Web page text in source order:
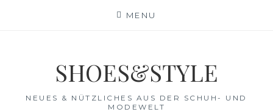
MENU
SHOES&STYLE
NEUES & NÜTZLICHES AUS DER SCHUH- UND
MODEWELT